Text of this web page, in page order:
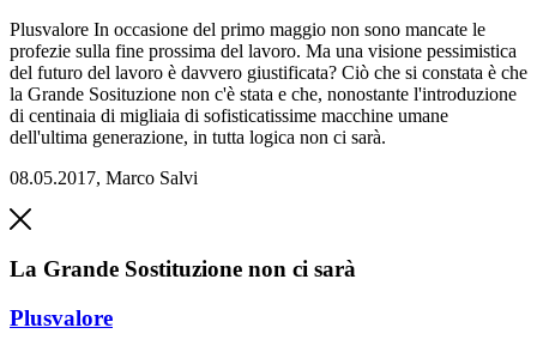
Plusvalore In occasione del primo maggio non sono mancate le
profezie sulla fine prossima del lavoro. Ma una visione pessimistica
del futuro del lavoro è davvero giustificata? Ciò che si constata è che
la Grande Sosituzione non c'è stata e che, nonostante l'introduzione
di centinaia di migliaia di sofisticatissime macchine umane
dell'ultima generazione, in tutta logica non ci sarà.
08.05.2017, Marco Salvi
La Grande Sostituzione non ci sarà
Plusvalore